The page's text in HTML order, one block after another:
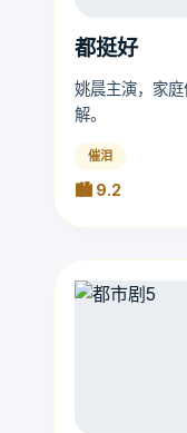
都挺好
姚晨主演，家
解。
催泪
🏙️ 9.2